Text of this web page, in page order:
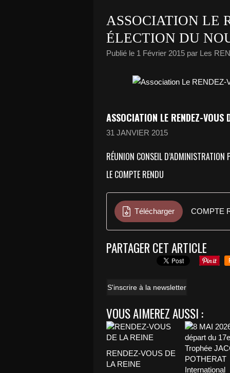
ASSOCIATION LE
ÉLECTION DU
Publié le 1 Février 2015 par Les
ASSOCIATION LE RENDEZ-VOUS
31 JANVIER 2015
RÉUNION CONSEIL D’ADMINISTRATION
LE COMPTE RENDU
Télécharger COMPTE
PARTAGER CET ARTICLE
S'inscrire à la newsletter
VOUS AIMEREZ AUSSI :
RENDEZ-VOUS DE
LA REINE